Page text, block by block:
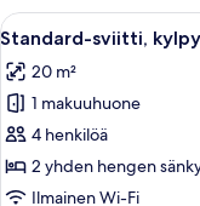
huone,
kylpyhuone
yhteydessä
Avaa
kaikki
huonetyypin
Standard-
sviitti,
kylpyhuone
makuuhuoneen
12
Standard-sviitti,
20 m²
1 makuuhuone
4 henkilöä
2 yhden hengen
Ilmainen Wi-Fi